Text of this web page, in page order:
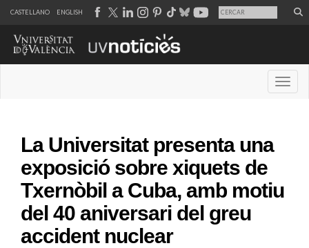
CASTELLANO ENGLISH
La Universitat presenta una
exposició sobre xiquets de
Txernòbil a Cuba, amb motiu
del 40 aniversari del greu
accident nuclear